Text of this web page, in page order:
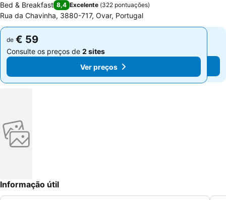
Bed & Breakfast 8,4 Excelente (322 pontuações)
Rua da Chavinha, 3880-717, Ovar, Portugal
de € 59
Consulte os preços de 2 sites
Ver preços
de € 59
Consulte os preços de 2 sites
Ver preços
Informação útil